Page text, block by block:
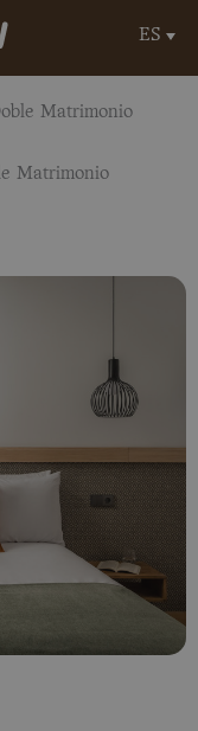
ES
Matrimonio
Matrimonio